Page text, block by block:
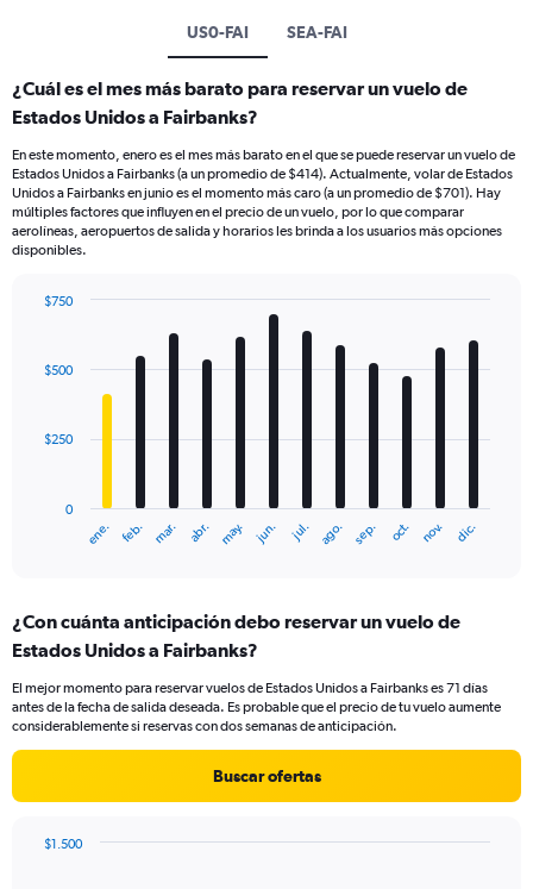
US0-FAI SEA-FAI
¿Cuál es el mes más barato para reservar un vuelo de
Estados Unidos a Fairbanks?
En este momento, enero es el mes más barato en el que se puede reservar un vuelo de
Estados Unidos a Fairbanks (a un promedio de $414). Actualmente, volar de Estados
Unidos a Fairbanks en junio es el momento más caro (a un promedio de $701). Hay
múltiples factores que influyen en el precio de un vuelo, por lo que comparar
aerolíneas, aeropuertos de salida y horarios les brinda a los usuarios más opciones
disponibles.
with
12
The
Range:
12
The
chart
axis
values.
ene. feb. mar. abr. may. jun. jul. ago. sep. oct. nov. dic.
0
$250
$500
$750
¿Con cuánta anticipación debo reservar un vuelo de
Estados Unidos a Fairbanks?
El mejor momento para reservar vuelos de Estados Unidos a Fairbanks es 71 días
antes de la fecha de salida deseada. Es probable que el precio de tu vuelo aumente
considerablemente si reservas con dos semanas de anticipación.
Buscar ofertas
$1.500